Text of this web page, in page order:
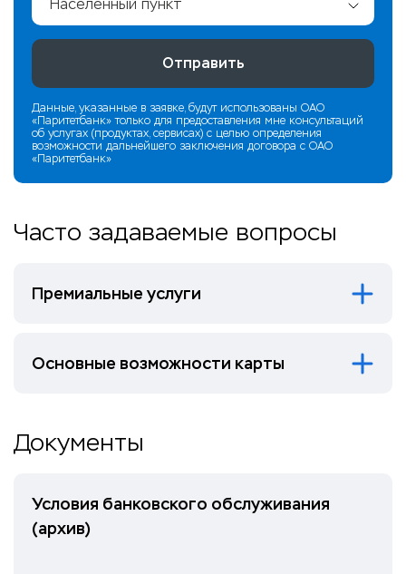
Данные, указанные в заявке, будут использованы ОАО
«Паритетбанк» только для предоставления мне консультаций
об услугах (продуктах, сервисах) с целью определения
возможности дальнейшего заключения договора c ОАО
«Паритетбанк»
Часто задаваемые вопросы
Премиальные услуги
Основные возможности карты
Документы
Условия банковского обслуживания
(архив)